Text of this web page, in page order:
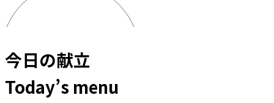
今日の献立
Today’s menu